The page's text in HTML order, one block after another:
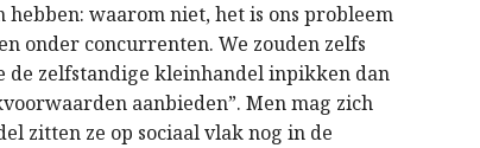
waarom niet, het is ons probleem
onder concurrenten. We zouden zelfs
de zelfstandige kleinhandel inpikken dan
aanbieden”. Men mag zich
zitten ze op sociaal vlak nog in de